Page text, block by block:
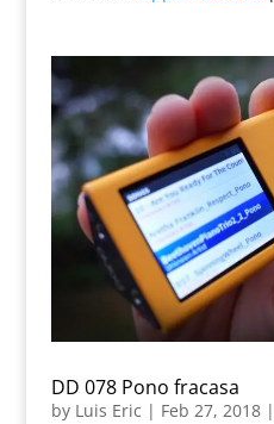
DD 078 Pono fracasa
by Luis Eric | Feb 27, 2018|